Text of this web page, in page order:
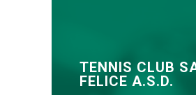
TENNIS CLUB
FELICE A.S.D.